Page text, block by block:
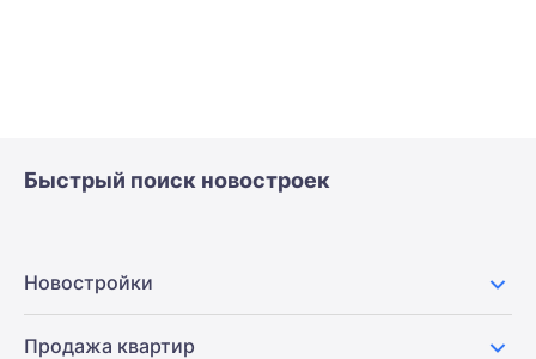
Быстрый поиск новостроек
Новостройки
Продажа квартир